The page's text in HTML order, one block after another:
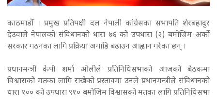
काठमाडौँ । प्रमुख प्रतिपक्षी दल नेपाली कांग्रेसका सभापति शेरबहादुर
देउवाले नेपालको संविधानको धारा ७६ को उपधारा (२) बमोजिम अर्को
सरकार गठनका लागि प्रक्रिया अगाडि बढाउन आह्वान गरेका छन् ।
प्रधानमन्त्री केपी शर्मा ओलीले प्रतिनिधिसभाको आजको बैठकमा
विश्वासको मतका लागि राखेको प्रस्तावमा उनले प्रधानमन्त्रीले संविधानको
धारा १०० को उपधारा ९१० बमोजिम विश्वासको मतका लागि प्रतिनिधिसभा